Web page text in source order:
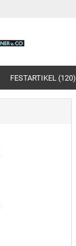
FESTARTIKEL (120)